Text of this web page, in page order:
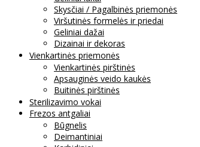
Skysčiai / Pagalbinės priemonės
Viršutinės formelės ir priedai
Geliniai dažai
Dizainai ir dekoras
Vienkartinės priemonės
Vienkartinės pirštinės
Apsauginės veido kaukės
Buitinės pirštinės
Sterilizavimo vokai
Frezos antgaliai
Būgnelis
Deimantiniai